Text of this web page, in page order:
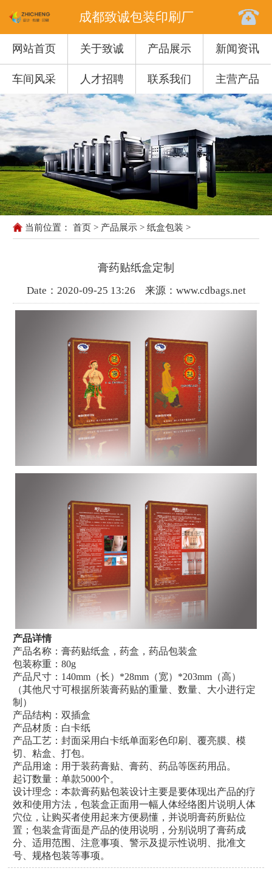
成都致诚包装印刷厂
网站首页 关于致诚 产品展示 新闻资讯
车间风采 人才招聘 联系我们 主营产品
当前位置：首页 > 产品展示 >纸盒包装 >
膏药贴纸盒定制
Date：2020-09-25 13:26 来源：www.cdbags.net
产品详情
产品名称：膏药贴纸盒，药盒，药品包装盒
包装称重：80g
产品尺寸：140mm（长）*28mm（宽）*203mm（高）
（其他尺寸可根据所装膏药贴的重量、数量、大小进行定
制）
产品结构：双插盒
产品材质：白卡纸
产品工艺：封面采用白卡纸单面彩色印刷、覆亮膜、模
切、粘盒、打包。
产品用途：用于装药膏贴、膏药、药品等医药用品。
起订数量：单款5000个。
设计理念：本款膏药贴包装设计主要是要体现出产品的疗
效和使用方法，包装盒正面用一幅人体经络图片说明人体
穴位，让购买者使用起来方便易懂，并说明膏药所贴位
置；包装盒背面是产品的使用说明，分别说明了膏药成
分、适用范围、注意事项、警示及提示性说明、批准文
号、规格包装等事项。